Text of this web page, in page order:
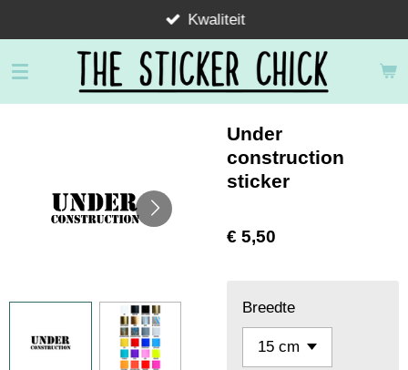
direct
naar
Kwaliteit
Under
construction
sticker
€ 5,50
Breedte